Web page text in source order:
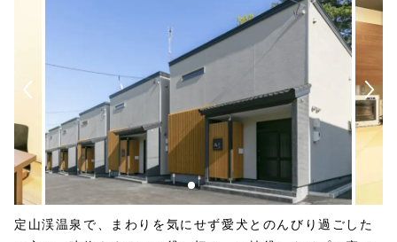
定山渓温泉で、まわりを気にせず愛犬とのんびり過ごした